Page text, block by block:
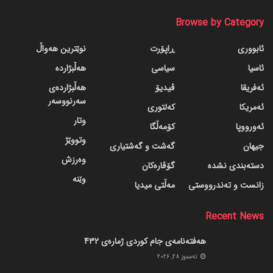
Browse by Category
ئابووری
ئاسیا
ئەفریقا
ئەمریکا
ئەورووپا
جیهان
دسته‌بندی نشده
زانست و تەندرووستی
ڕاپۆرت
سیاسی
ڤیدیۆ
کەلتوری
کۆمەڵگا
گه‌شت و گه‌شتیاری
گۆڤاره‌کان
مەڵتی میدیا
نوێترین هەواڵ
هەڵبژاردە
هەڵبژاردەی
سەرنووسەر
وتار
وتووێژ
وەرزش
وێنە
Recent News
هەفتەنامەی جام کوردی ژمارەی 432
ته‌مموز 28, 2026